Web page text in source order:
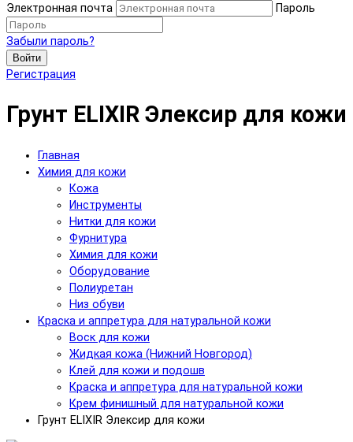
Электронная почта
Пароль
Забыли пароль?
Войти
Регистрация
Грунт ELIXIR Элексир для кожи
Главная
Химия для кожи
Кожа
Инструменты
Нитки для кожи
Фурнитура
Химия для кожи
Оборудование
Полиуретан
Низ обуви
Краска и аппретура для натуральной кожи
Воск для кожи
Жидкая кожа (Нижний Новгород)
Клей для кожи и подошв
Краска и аппретура для натуральной кожи
Крем финишный для натуральной кожи
Грунт ELIXIR Элексир для кожи